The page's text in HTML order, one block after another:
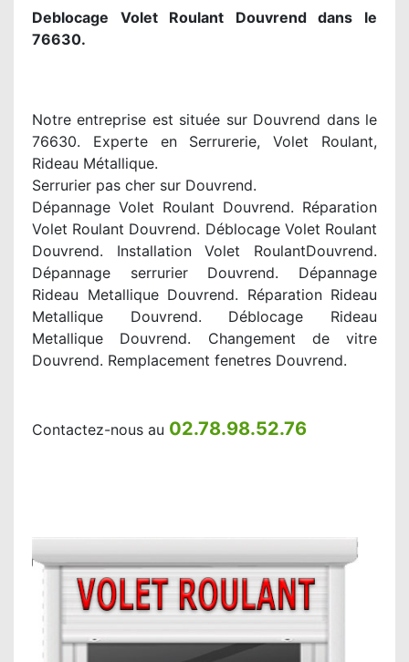
Deblocage Volet Roulant Douvrend dans le
76630.
Notre entreprise est située sur Douvrend dans le
76630. Experte en Serrurerie, Volet Roulant,
Rideau Métallique.
Serrurier pas cher sur Douvrend.
Dépannage Volet Roulant Douvrend. Réparation
Volet Roulant Douvrend. Déblocage Volet Roulant
Douvrend. Installation Volet RoulantDouvrend.
Dépannage serrurier Douvrend. Dépannage
Rideau Metallique Douvrend. Réparation Rideau
Metallique Douvrend. Déblocage Rideau
Metallique Douvrend. Changement de vitre
Douvrend. Remplacement fenetres Douvrend.
Contactez-nous au 02.78.98.52.76